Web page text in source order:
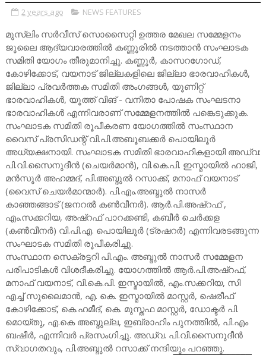
2 years ago NEWS FEATURES
മുസ്ലിം സർവീസ് സൊസൈറ്റി ഉത്തര മേഖല സമ്മേളനം
ജൂലൈ ആദ്യവാരത്തിൽ കണ്ണൂരിൽ നടത്താൻ സംഘാടക
സമിതി യോഗം തീരുമാനിച്ചു. കണ്ണൂർ, കാസറഗോഡ്,
കോഴിക്കോട്, വയനാട് ജില്ലകളിലെ ജില്ലാ ഭാരവാഹികൾ,
ജില്ലാ പ്രവർത്തക സമിതി അംഗങ്ങൾ, യൂണിറ്റ്
ഭാരവാഹികൾ, യൂത്ത് വിങ് - വനിതാ പോഷക സംഘടനാ
ഭാരവാഹികൾ എന്നിവരാണ് സമ്മേളനത്തിൽ പങ്കെടുക്കുക.
സംഘാടക സമിതി രൂപീകരണ യോഗത്തിൽ സംസ്ഥാന
വൈസ് പ്രസിഡന്റ് വി.പി.അബൂബക്കർ പൊയിലൂർ
അധ്യക്ഷനായി. സംഘാടക സമിതി ഭാരവാഹികളായി അഡ്വ:
പി.വി.സൈനുദീൻ (ചെയർമാൻ), വി.കെ.പി. ഇസ്മായിൽ ഹാജി,
മൻസൂർ അഹമ്മദ്, പി.അബ്ദുൽ റസാക്ക്, മനാഫ് വയനാട്
(വൈസ് ചെയർമാന്മാർ). പി.എം.അബ്ദുൽ നാസർ
കാഞ്ഞങ്ങാട് (ജനറൽ കൺവീനർ). ആർ.പി.അഷ്‌റഫ് ,
എം.സക്കറിയ, അഷ്‌റഫ് പാറക്കണ്ടി, കബീർ ചെർക്കള
(കൺവീനർ) വി.പി.എ. പൊയിലൂർ (ട്രഷറർ) എന്നിവരടങ്ങുന്ന
സംഘാടക സമിതി രൂപീകരിച്ചു.
സംസ്ഥാന സെക്രട്ടറി പി.എം. അബ്ദുൽ നാസർ സമ്മേളന
പരിപാടികൾ വിശദീകരിച്ചു. യോഗത്തിൽ ആർ.പി.അഷ്‌റഫ്,
മനാഫ് വയനാട്, വി.കെ.പി. ഇസ്മായിൽ, എം.സക്കറിയ, സി
എച്ച് സുലൈമാൻ, എ. കെ. ഇസ്മായിൽ മാസ്റ്റർ, ഷെരീഫ്
കോഴിക്കോട്, കെ.ഹമീദ്, കെ. മുസ്തഫ മാസ്റ്റർ, ഡോക്ടർ പി.
മൊയ്തു, എ.കെ അബ്ദുല്ല, ഇബ്രാഹിം പുനത്തിൽ, പി.എം
ബഷീർ, എന്നിവർ പ്രസംഗിച്ചു. അഡ്വ. പി.വി.സൈനുദീൻ
സ്വാഗതവും, പി.അബ്ദുൽ റസാക്ക് നന്ദിയും പറഞ്ഞു.